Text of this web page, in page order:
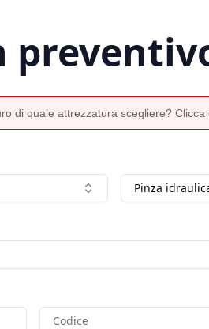
di quale attrezzatura scegliere? Clicca
Pinza
Codice